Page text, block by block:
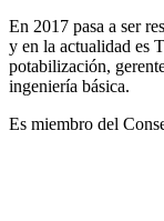
En 2017 pasa a ser
y en la actualidad es
potabilización,
ingeniería básica.
Es miembro del